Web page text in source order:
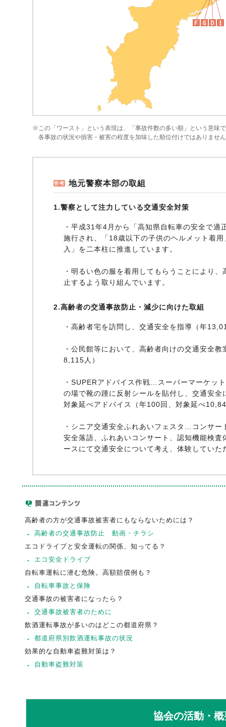
※この「ワースト」という表現は、「事故件数の多い順」という意味
各事故の状況や損害・被害の程度を加味した順位付けではありませ
地元警察本部の取組
1.警察として注力している交通安全対策
・平成31年4月から「高知県自転車の安全で適
施行され、「18歳以下の子供のヘルメット着
入」を二本柱に推進しています。
・明るい色の服を着用してもらうことにより
止するよう取り組んでいます。
2.高齢者の交通事故防止・減少に向けた取組
・高齢者宅を訪問し、交通安全を指導（年
・公民館等において、高齢者向けの交通安全
8,115人）
・SUPERアドバイス作戦…スーパーマーケッ
の場で靴の踵に反射シールを貼付し、交通安
対象延べアドバイス（年100回、対象延べ
・シニア交通安全ふれあいフェスタ…コンサ
安全落語、ふれあいコンサート、認知機能検
ースにて交通安全について考え、体験してい
高齢者の方が交通事故被害者にもならないためには？
高齢者の交通事故防止 動画・チラシ
エコドライブと安全運転の関係、知ってる？
エコ安全ドライブ
自転車運転に潜む危険。高額賠償例も？
自転車事故と保険
交通事故の被害者になったら？
交通事故被害者のために
飲酒運転事故が多いのはどこの都道府県？
都道府県別飲酒運転事故の状況
効果的な自動車盗難対策は？
自動車盗難対策
協会の活動・概